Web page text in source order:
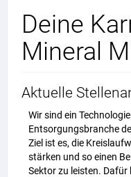
Deine
Mineral
Aktuelle
Wir sind ein
Entsorgungsbranche
Ziel ist es, die
stärken und so einen
Sektor zu leisten.